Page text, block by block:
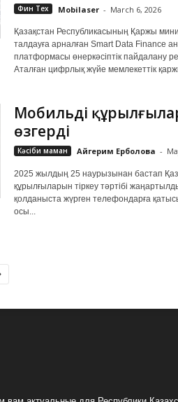
Фин Тех Mobilaser - March 6, 2026
Қазақстан Республикасының Қаржы
талдауға арналған Smart Data Finance
платформасы өнеркәсіптік пайдалану
Аталған цифрлық жүйе мемлекеттік
Мобильді
өзгерді
Кәсіби маман Айгерим Ерболова -
2025 жылдың 25 наурызынан бастап
құрылғыларын тіркеу тәртібі
қолданыста жүрген телефондарға
осы...